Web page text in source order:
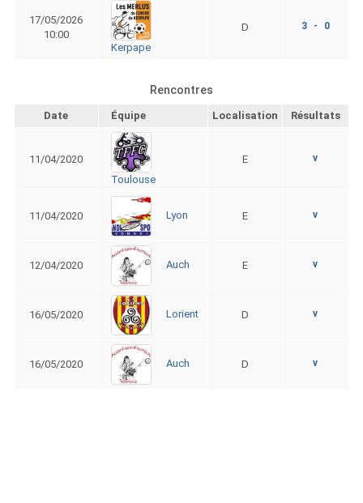
17/05/2026
10:00
Kerpape
D 3 - 0
Rencontres
Date Équipe Localisation Résultats
11/04/2020
Toulouse
E v
11/04/2020 Lyon E v
12/04/2020 Auch E v
16/05/2020 Lorient D v
16/05/2020 Auch D v